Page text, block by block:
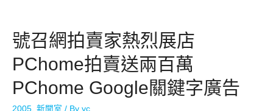
號召網拍賣家熱烈展店
PChome拍賣送兩百萬
PChome Google關鍵字廣告
2005 新聞室 / By yc